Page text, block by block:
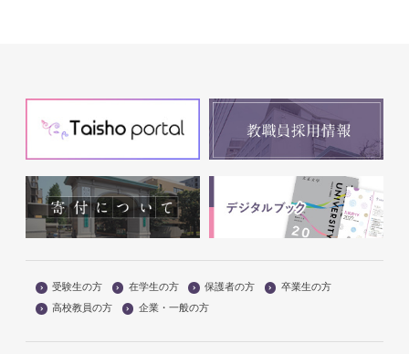
受験生の方 在学生の方 保護者の方
卒業生の方
高校教員の方
企業・一般の方